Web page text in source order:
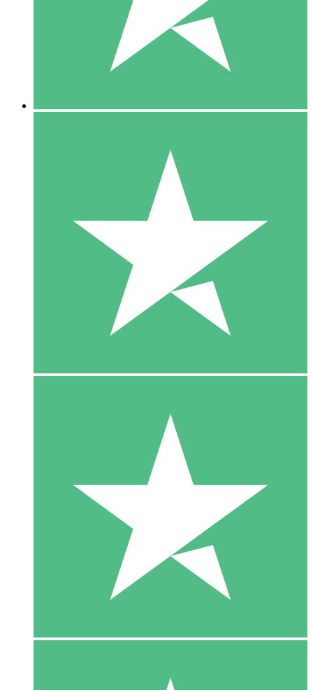
10 00
10 Descargas
20 00